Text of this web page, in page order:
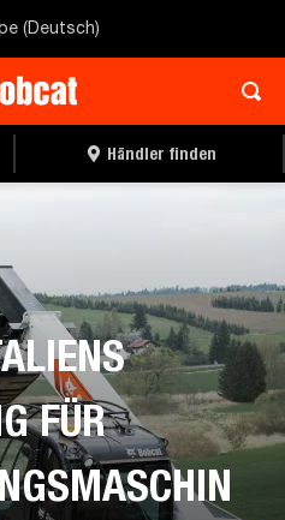
(Deutsch)
Händler finden
FÜR